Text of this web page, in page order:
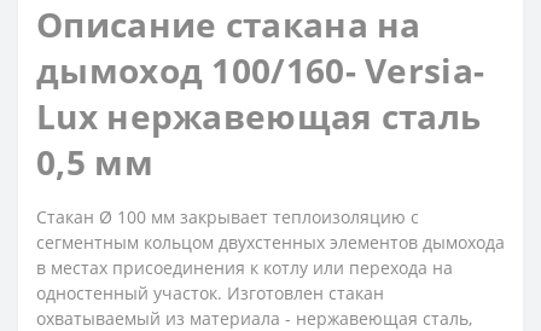
Описание стакана на
дымоход 100/160- Versia-
Lux нержавеющая сталь
0,5 мм
Стакан Ø 100 мм закрывает теплоизоляцию с
сегментным кольцом двухстенных элементов дымохода
в местах присоединения к котлу или перехода на
одностенный участок. Изготовлен стакан
охватываемый из материала - нержавеющая сталь,